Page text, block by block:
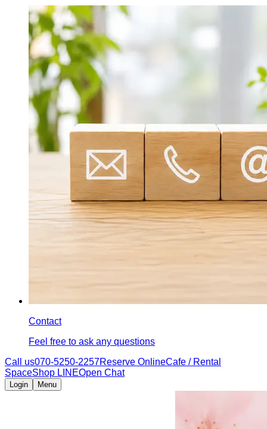
Contact
Feel free to ask any questions
Call us070-5250-2257Reserve OnlineCafe / Rental
SpaceShop LINEOpen Chat
Login Menu